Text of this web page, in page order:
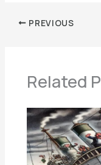
PREVIOUS
Related